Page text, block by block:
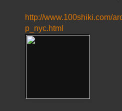
http://www.100shiki.com/
p_nyc.html